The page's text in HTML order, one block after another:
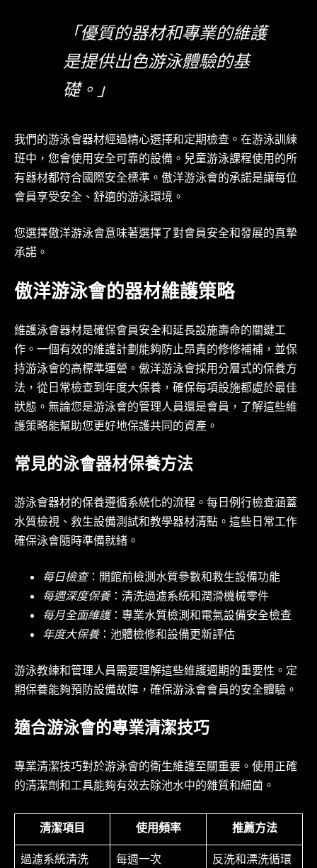
「優質的器材和專業的維護
是提供出色游泳體驗的基
礎。」
我們的游泳會器材經過精心選擇和定期檢查。在游泳訓練
班中，您會使用安全可靠的設備。兒童游泳課程使用的所
有器材都符合國際安全標準。傲洋游泳會的承諾是讓每位
會員享受安全、舒適的游泳環境。
您選擇傲洋游泳會意味著選擇了對會員安全和發展的真摯
承諾。
傲洋游泳會的器材維護策略
維護泳會器材是確保會員安全和延長設施壽命的關鍵工
作。一個有效的維護計劃能夠防止昂貴的修修補補，並保
持游泳會的高標準運營。傲洋游泳會採用分層式的保養方
法，從日常檢查到年度大保養，確保每項設施都處於最佳
狀態。無論您是游泳會的管理人員還是會員，了解這些維
護策略能幫助您更好地保護共同的資產。
常見的泳會器材保養方法
游泳會器材的保養遵循系統化的流程。每日例行檢查涵蓋
水質檢視、救生設備測試和教學器材清點。這些日常工作
確保泳會隨時準備就緒。
每日檢查：開館前檢測水質參數和救生設備功能
每週深度保養：清洗過濾系統和潤滑機械零件
每月全面維護：專業水質檢測和電氣設備安全檢查
年度大保養：池體檢修和設備更新評估
游泳教練和管理人員需要理解這些維護週期的重要性。定
期保養能夠預防設備故障，確保游泳會會員的安全體驗。
適合游泳會的專業清潔技巧
專業清潔技巧對於游泳會的衛生維護至關重要。使用正確
的清潔劑和工具能夠有效去除池水中的雜質和細菌。
清潔項目 使用頻率
推薦方法
過濾系統清洗
每週一次 反洗和漂洗循環